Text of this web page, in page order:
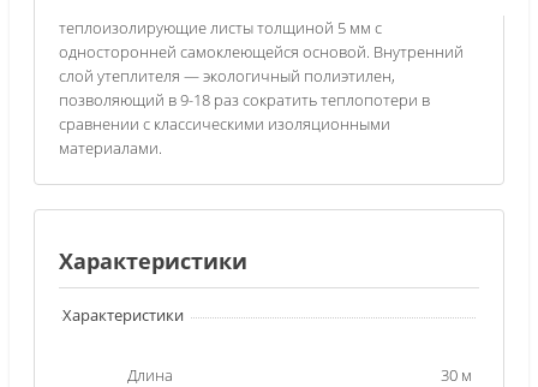
теплоизолирующие листы толщиной 5 мм с
односторонней самоклеющейся основой. Внутренний
слой утеплителя — экологичный полиэтилен,
позволяющий в 9-18 раз сократить теплопотери в
сравнении с классическими изоляционными
материалами.
Характеристики
Характеристики
Длина
30 м